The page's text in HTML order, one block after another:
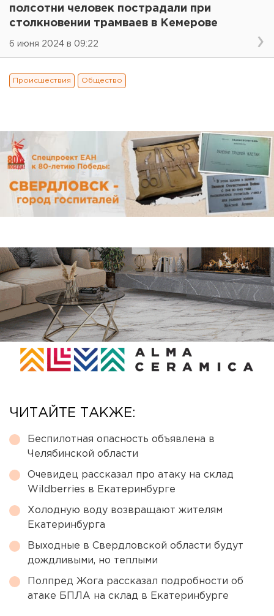
полсотни человек пострадали при
столкновении трамваев в Кемерове
6 июня 2024 в 09:22
Происшествия Общество
ЧИТАЙТЕ ТАКЖЕ:
Беспилотная опасность объявлена в
Челябинской области
Очевидец рассказал про атаку на склад
Wildberries в Екатеринбурге
Холодную воду возвращают жителям
Екатеринбурга
Выходные в Свердловской области будут
дождливыми, но теплыми
Полпред Жога рассказал подробности об
атаке БПЛА на склад в Екатеринбурге